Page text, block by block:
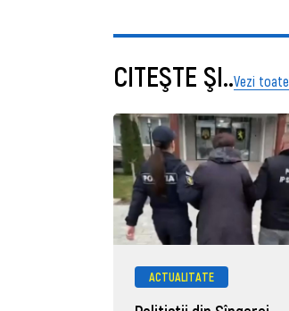
CITEŞTE ŞI..Vezi toate
ACTUALITATE